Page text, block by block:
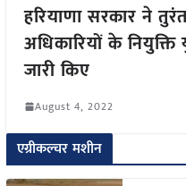
हरियाणा सरकार ने
अधिकारियों के
जारी किए
August 4, 2022
एग्रीकल्चर मशीन